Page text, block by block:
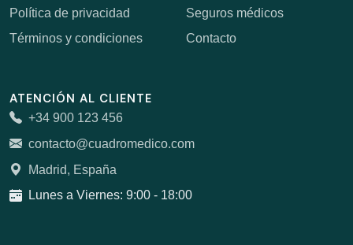
Política de privacidad
Términos y condiciones
Seguros médicos
Contacto
ATENCIÓN AL CLIENTE
+34 900 123 456
contacto@cuadromedico.com
Madrid, España
Lunes a Viernes: 9:00 - 18:00